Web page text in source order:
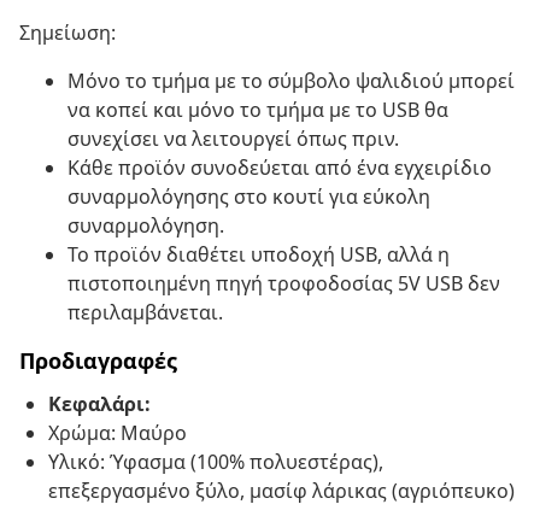
Σημείωση:
Μόνο το τμήμα με το σύμβολο ψαλιδιού μπορεί
να κοπεί και μόνο το τμήμα με το USB θα
συνεχίσει να λειτουργεί όπως πριν.
Κάθε προϊόν συνοδεύεται από ένα εγχειρίδιο
συναρμολόγησης στο κουτί για εύκολη
συναρμολόγηση.
Το προϊόν διαθέτει υποδοχή USB, αλλά η
πιστοποιημένη πηγή τροφοδοσίας 5V USB δεν
περιλαμβάνεται.
Προδιαγραφές
Κεφαλάρι:
Χρώμα: Μαύρο
Υλικό: Ύφασμα (100% πολυεστέρας),
επεξεργασμένο ξύλο, μασίφ λάρικας (αγριόπευκο)